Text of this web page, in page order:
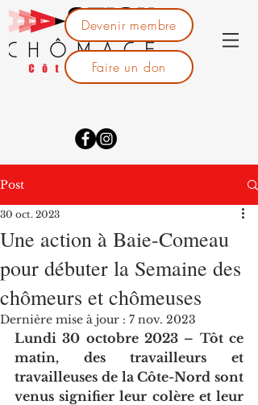
Devenir membre
Faire un don
Post
Une action à Baie-Comeau
pour débuter la Semaine des
chômeurs et chômeuses
30 oct. 2023
Dernière mise à jour : 7 nov. 2023
Lundi 30 octobre 2023 – Tôt ce
matin, des travailleurs et
travailleuses de la Côte-Nord sont
venus signifier leur colère et leur